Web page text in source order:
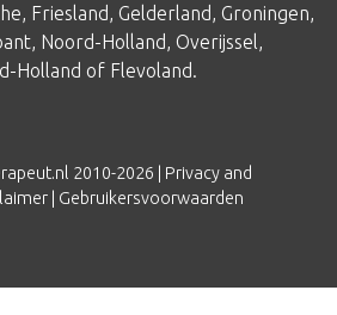
, Friesland, Gelderland, Groningen,
, Noord-Holland, Overijssel,
Holland of Flevoland.
2010-2026 | Privacy and
Gebruikersvoorwaarden